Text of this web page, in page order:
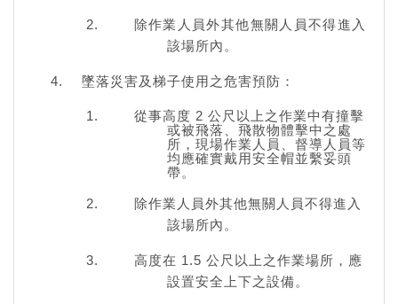
除作業人員外其他無關人員不得進入
該場所內。
墜落災害及梯子使用之危害預防：
從事高度 2 公尺以上之作業中有撞擊
或被飛落、飛散物體擊中之處
所，現場作業人員、督導人員等
均應確實戴用安全帽並繫妥頭
帶。
除作業人員外其他無關人員不得進入
該場所內。
高度在 1.5 公尺以上之作業場所，應
設置安全上下之設備。